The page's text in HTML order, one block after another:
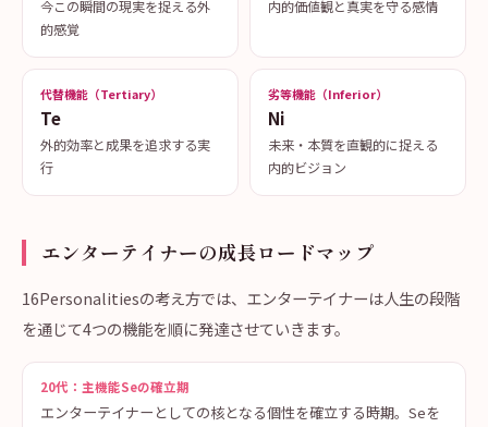
今この瞬間の現実を捉える外
的感覚
内的価値観と真実を守る感情
代替機能（Tertiary）
Te
外的効率と成果を追求する実
行
劣等機能（Inferior）
Ni
未来・本質を直観的に捉える
内的ビジョン
エンターテイナーの成長ロードマップ
16Personalitiesの考え方では、エンターテイナーは人生の段階
を通じて4つの機能を順に発達させていきます。
20代：主機能Seの確立期
エンターテイナーとしての核となる個性を確立する時期。Seを